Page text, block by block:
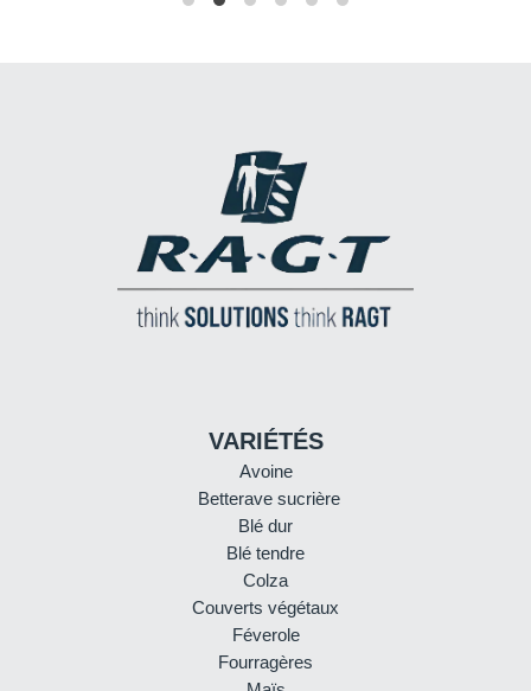
VARIÉTÉS
Avoine
Betterave sucrière
Blé dur
Blé tendre
Colza
Couverts végétaux
Féverole
Fourragères